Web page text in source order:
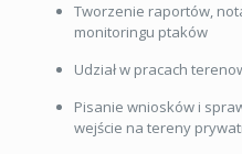
Tworzenie raportów,
monitoringu ptaków
Udział w pracach
Pisanie wniosków i
wejście na tereny